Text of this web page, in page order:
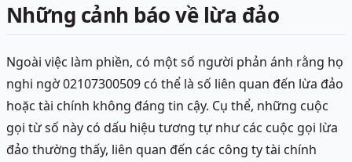
Những cảnh báo về lừa đảo
Ngoài việc làm phiền, có một số người phản ánh rằng họ
nghi ngờ 02107300509 có thể là số liên quan đến lừa đảo
hoặc tài chính không đáng tin cậy. Cụ thể, những cuộc
gọi từ số này có dấu hiệu tương tự như các cuộc gọi lừa
đảo thường thấy, liên quan đến các công ty tài chính